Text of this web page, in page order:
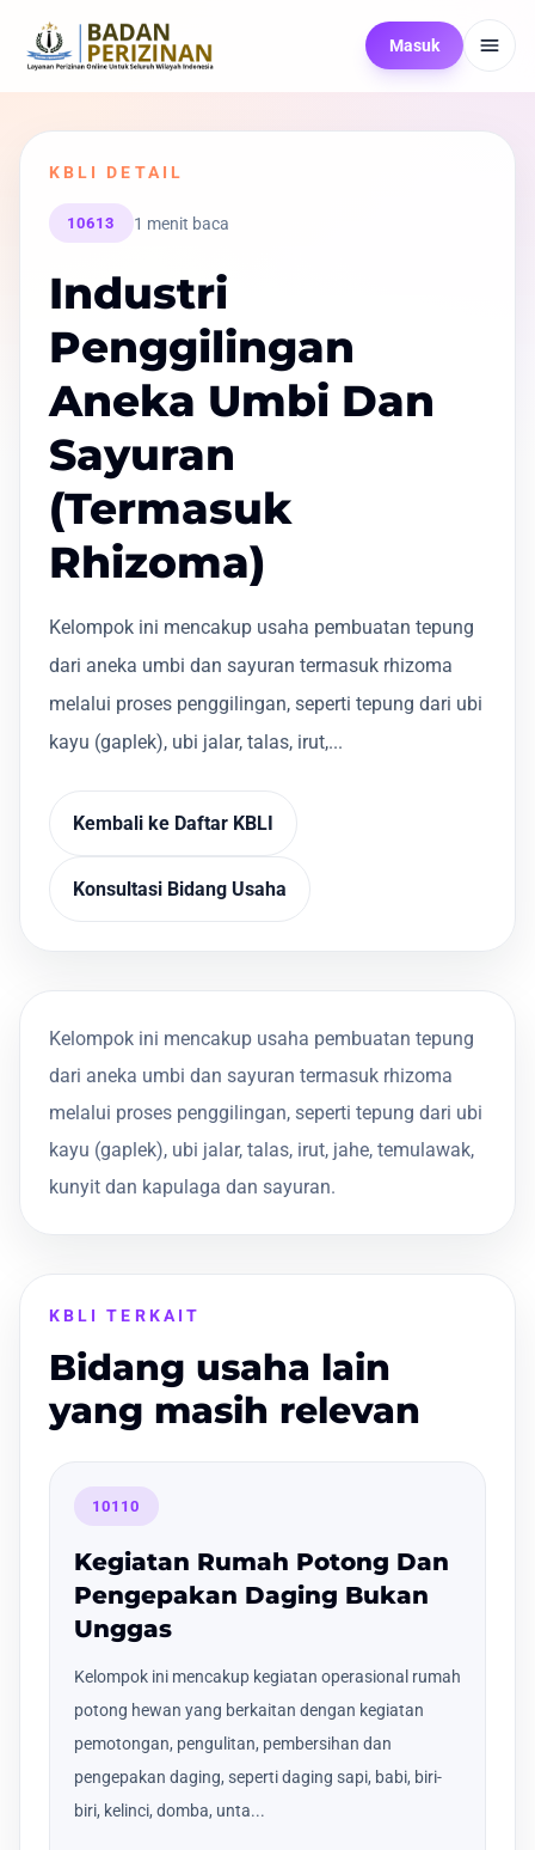
Masuk
KBLI DETAIL
10613 1 menit baca
Industri
Penggilingan
Aneka Umbi Dan
Sayuran
(Termasuk
Rhizoma)
Kelompok ini mencakup usaha pembuatan tepung
dari aneka umbi dan sayuran termasuk rhizoma
melalui proses penggilingan, seperti tepung dari ubi
kayu (gaplek), ubi jalar, talas, irut,...
Kembali ke Daftar KBLI
Konsultasi Bidang Usaha
Kelompok ini mencakup usaha pembuatan tepung
dari aneka umbi dan sayuran termasuk rhizoma
melalui proses penggilingan, seperti tepung dari ubi
kayu (gaplek), ubi jalar, talas, irut, jahe, temulawak,
kunyit dan kapulaga dan sayuran.
KBLI TERKAIT
Bidang usaha lain
yang masih relevan
10110
Kegiatan Rumah Potong Dan
Pengepakan Daging Bukan
Unggas
Kelompok ini mencakup kegiatan operasional rumah
potong hewan yang berkaitan dengan kegiatan
pemotongan, pengulitan, pembersihan dan
pengepakan daging, seperti daging sapi, babi, biri-
biri, kelinci, domba, unta...